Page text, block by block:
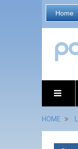
Home
HOME